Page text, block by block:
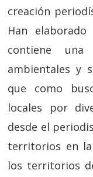
creación
Han elaborado
contiene
ambientales y
que como
locales por
desde el
territorios en la
los territorios